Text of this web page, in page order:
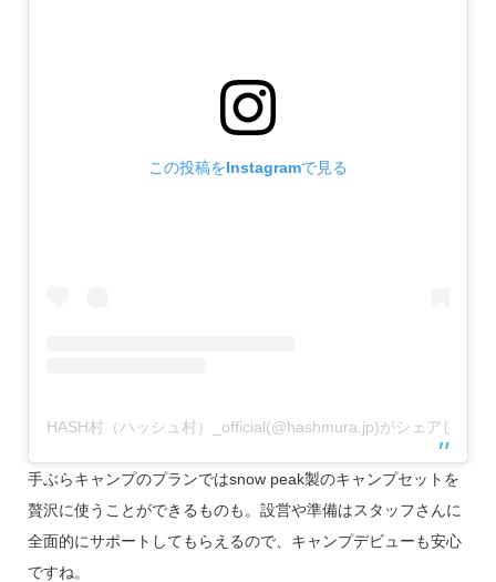
この投稿をInstagramで見る
HASH村（ハッシュ村）_official(@hashmura.jp)がシェアした投
手ぶらキャンプのプランではsnow peak製のキャンプセットを
贅沢に使うことができるものも。設営や準備はスタッフさんに
全面的にサポートしてもらえるので、キャンプデビューも安心
ですね。